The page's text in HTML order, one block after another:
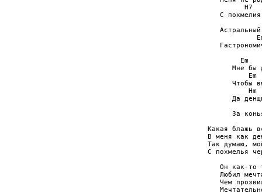
H7
С
Em
Мне бы
Em
Чтобы
Hm
Да
За
Какая блажь
В меня как
Так думаю,
С похмелья
Он как-то
Любил
Чем